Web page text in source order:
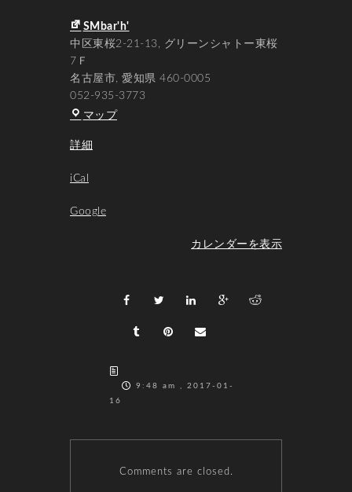
SMbar'h'
中区東桜2-21-13
グリーンシャトー東桜
7Ｆ
名古屋市, 愛知県 460-0005
052-935-3773
マップSMbar'h'
詳細
iCal
Google
カレンダーを表示
9:48 am , 2017-01-
16
Comments are closed.